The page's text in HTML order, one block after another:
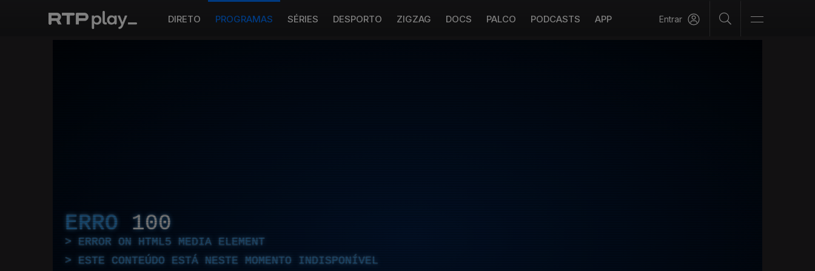
DIRETO PROGRAMAS SÉRIES DESPORTO ZIGZAG DOCS PALCO PODCASTS APP Entrar
ERRO 100
ERROR ON HTML5 MEDIA ELEMENT
ESTE CONTEÚDO ESTÁ NESTE MOMENTO INDISPONÍVEL